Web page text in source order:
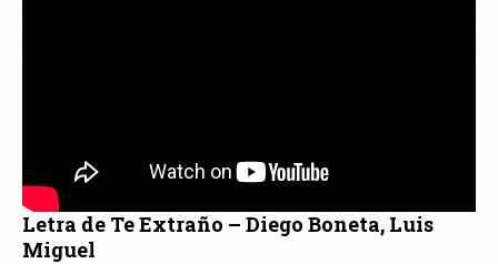
Letra de Te Extraño – Diego Boneta, Luis
Miguel